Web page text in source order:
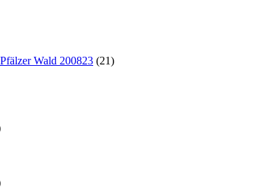
Wald 200823 (21)